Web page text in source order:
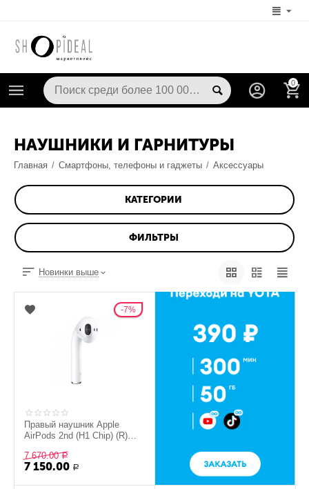
0
НАУШНИКИ И ГАРНИТУРЫ
Главная / Смартфоны, телефоны и гаджеты / Аксессуары
КАТЕГОРИИ
ФИЛЬТРЫ
Новинки выше
7%
Правый наушник Apple
AirPods 2nd (H1 Chip) (R)
7 670.00 Р
7 150.00 Р